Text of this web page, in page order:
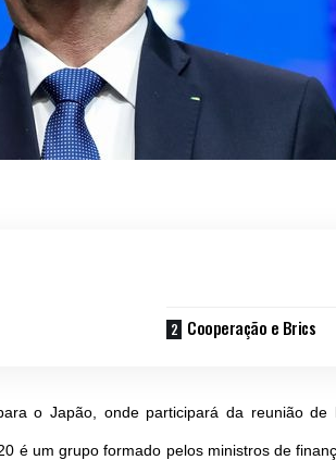
Cooperação e Brics
o Japão, onde participará da reunião
é um grupo formado pelos ministros de